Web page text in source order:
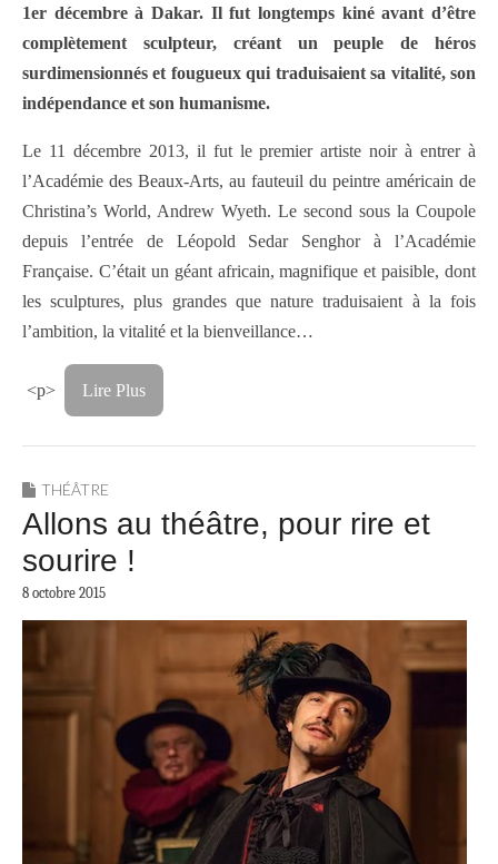
1er décembre à Dakar. Il fut longtemps kiné avant d’être
complètement sculpteur, créant un peuple de héros
surdimensionnés et fougueux qui traduisaient sa vitalité, son
indépendance et son humanisme.
Le 11 décembre 2013, il fut le premier artiste noir à entrer à
l’Académie des Beaux-Arts, au fauteuil du peintre américain de
Christina’s World, Andrew Wyeth. Le second sous la Coupole
depuis l’entrée de Léopold Sedar Senghor à l’Académie
Française. C’était un géant africain, magnifique et paisible, dont
les sculptures, plus grandes que nature traduisaient à la fois
l’ambition, la vitalité et la bienveillance…
<p> Lire Plus
THÉÂTRE
Allons au théâtre, pour rire et
sourire !
8 octobre 2015